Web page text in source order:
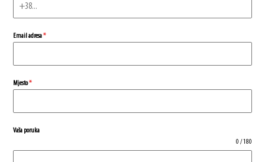
Email adresa*
Mjesto*
Vaša poruka
0 / 180